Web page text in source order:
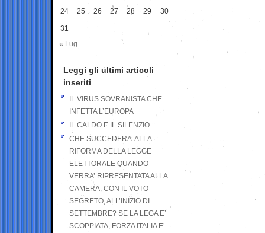
24 25 26 27 28 29 30
31
« Lug
Leggi gli ultimi articoli
inseriti
IL VIRUS SOVRANISTA CHE
INFETTA L’EUROPA
IL CALDO E IL SILENZIO
CHE SUCCEDERA’ ALLA
RIFORMA DELLA LEGGE
ELETTORALE QUANDO
VERRA’ RIPRESENTATA ALLA
CAMERA, CON IL VOTO
SEGRETO, ALL’INIZIO DI
SETTEMBRE? SE LA LEGA E’
SCOPPIATA, FORZA ITALIA E’